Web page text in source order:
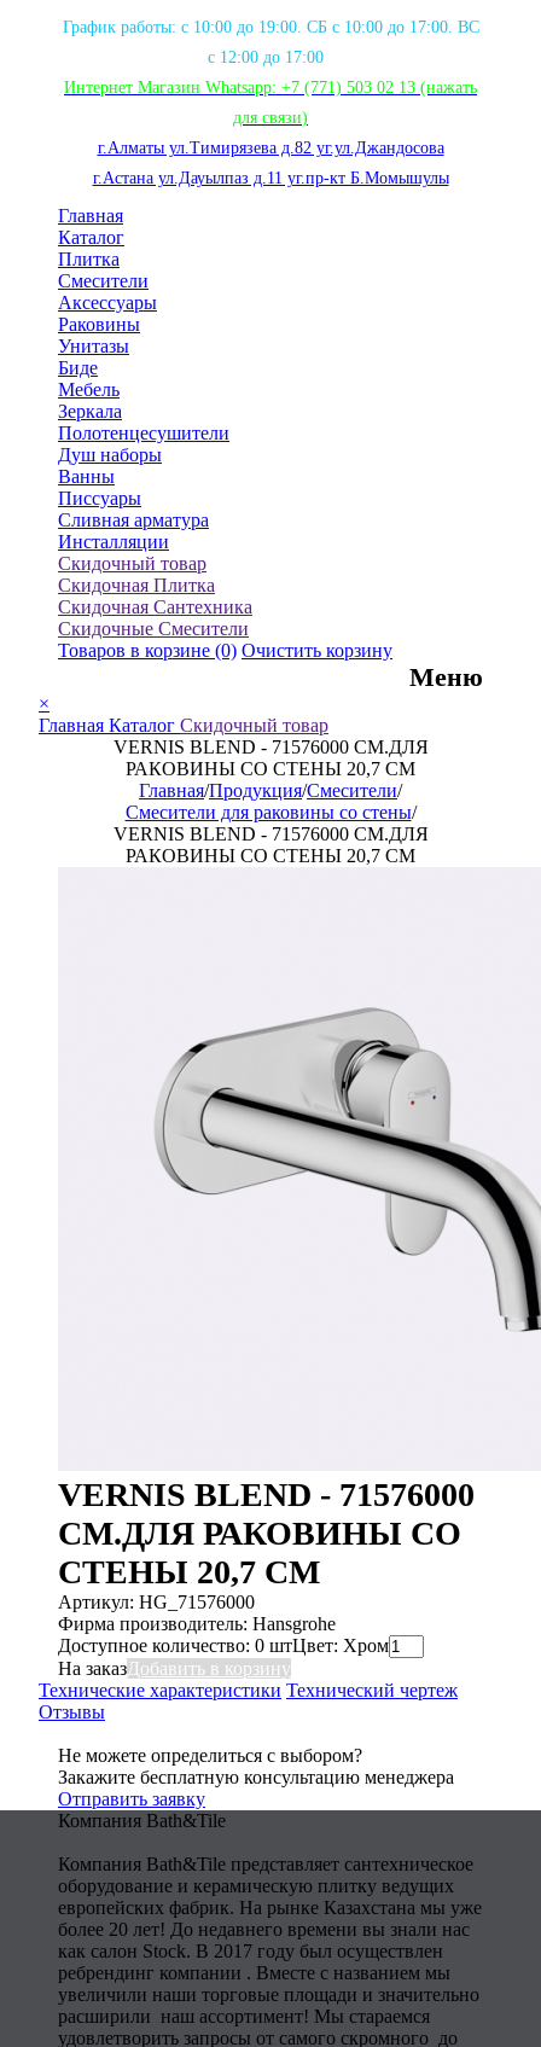
График работы: с 10:00 до 19:00. СБ с 10:00 до 17:00. ВС
с 12:00 до 17:00
Интернет Магазин Whatsapp: +7 (771) 503 02 13 (нажать
для связи)
г.Алматы ул.Тимирязева д.82 уг.ул.Джандосова
г.Астана ул.Дауылпаз д.11 уг.пр-кт Б.Момышулы
Главная
Каталог
Плитка
Смесители
Аксессуары
Раковины
Унитазы
Биде
Мебель
Зеркала
Полотенцесушители
Душ наборы
Ванны
Писсуары
Сливная арматура
Инсталляции
Скидочный товар
Скидочная Плитка
Скидочная Сантехника
Скидочные Смесители
Товаров в корзине (0) Очистить корзину
Меню
×
Главная Каталог Скидочный товар
VERNIS BLEND - 71576000 СМ.ДЛЯ
РАКОВИНЫ СО СТЕНЫ 20,7 СМ
Главная/Продукция/Смесители/
Смесители для раковины со стены/
VERNIS BLEND - 71576000 СМ.ДЛЯ
РАКОВИНЫ СО СТЕНЫ 20,7 СМ
VERNIS BLEND - 71576000
СМ.ДЛЯ РАКОВИНЫ СО
СТЕНЫ 20,7 СМ
Артикул: HG_71576000
Фирма производитель: Hansgrohe
Доступное количество: 0 штЦвет: Хром
На заказДобавить в корзину
Технические характеристики Технический чертеж
Отзывы
Не можете определиться с выбором?
Закажите бесплатную консультацию менеджера
Отправить заявку
Компания Bath&Tile
Компания Bath&Tile представляет сантехническое
оборудование и керамическую плитку ведущих
европейских фабрик. На рынке Казахстана мы уже
более 20 лет! До недавнего времени вы знали нас
как салон Stock. В 2017 году был осуществлен
ребрендинг компании . Вместе с названием мы
увеличили наши торговые площади и значительно
расширили наш ассортимент! Мы стараемся
удовлетворить запросы от самого скромного до